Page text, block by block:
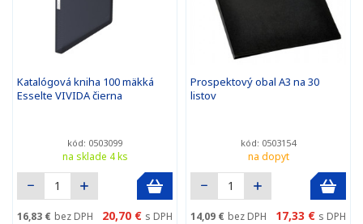
Katalógová kniha 100 mäkká
Esselte VIVIDA čierna
kód: 0503099
na sklade 4 ks
16,83 € bez DPH 20,70 € s DPH
Prospektový obal A3 na 30
listov
kód: 0503154
na dopyt
14,09 € bez DPH 17,33 € s DPH